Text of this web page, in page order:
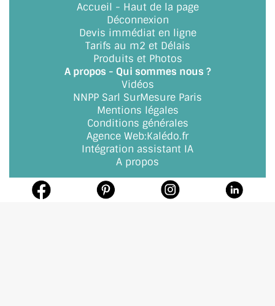
Accueil - Haut de la page
Déconnexion
Devis immédiat en ligne
Tarifs au m2 et Délais
Produits et Photos
A propos - Qui sommes nous ?
Vidéos
NNPP Sarl SurMesure Paris
Mentions légales
Conditions générales
Agence Web:Kalédo.fr
Intégration assistant IA
A propos